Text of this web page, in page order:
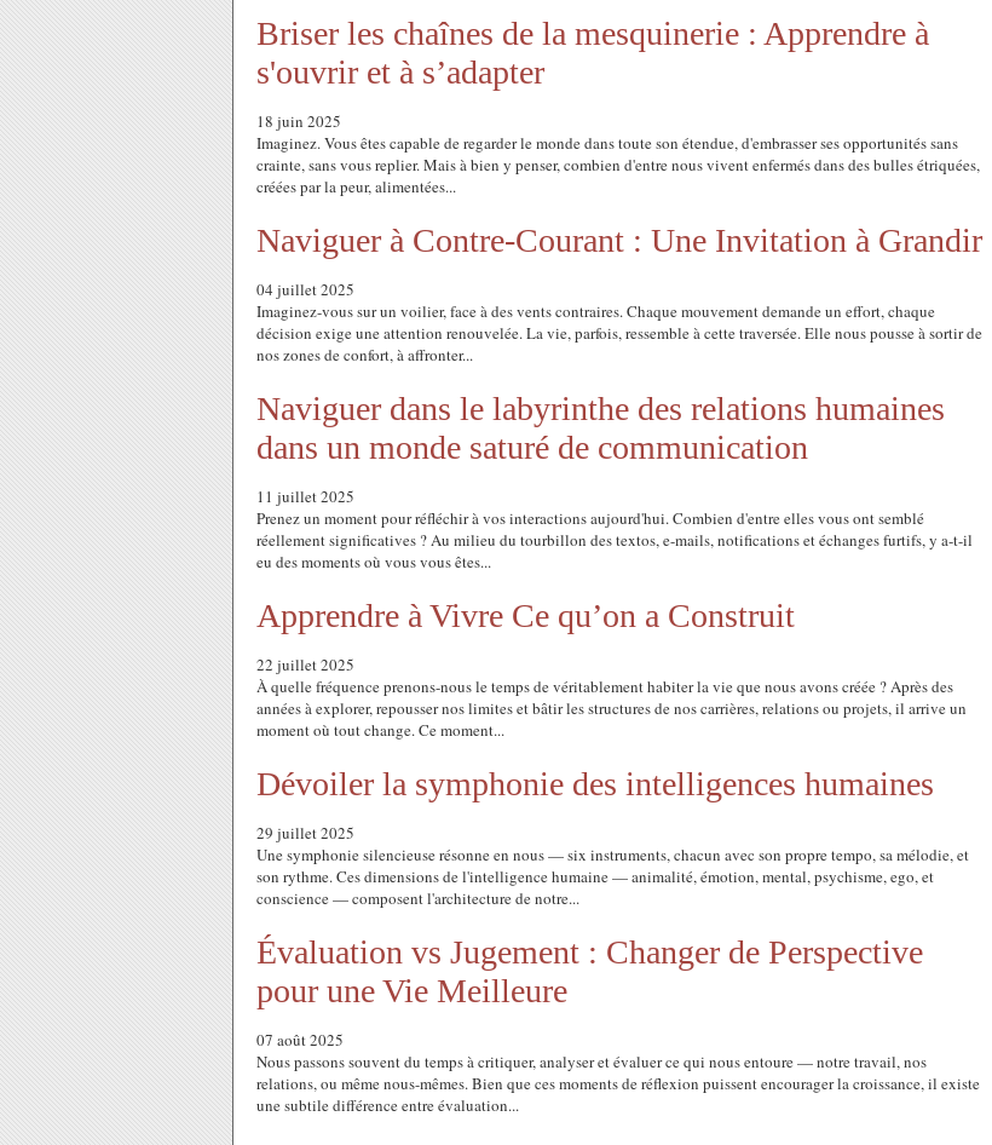
Briser les chaînes de la mesquinerie : Apprendre à
s'ouvrir et à s’adapter
18 juin 2025
Imaginez. Vous êtes capable de regarder le monde dans toute son étendue, d'embrasser ses opportunités sans
crainte, sans vous replier. Mais à bien y penser, combien d'entre nous vivent enfermés dans des bulles étriquées,
créées par la peur, alimentées...
Naviguer à Contre-Courant : Une Invitation à Grandir
04 juillet 2025
Imaginez-vous sur un voilier, face à des vents contraires. Chaque mouvement demande un effort, chaque
décision exige une attention renouvelée. La vie, parfois, ressemble à cette traversée. Elle nous pousse à sortir de
nos zones de confort, à affronter...
Naviguer dans le labyrinthe des relations humaines
dans un monde saturé de communication
11 juillet 2025
Prenez un moment pour réfléchir à vos interactions aujourd'hui. Combien d'entre elles vous ont semblé
réellement significatives ? Au milieu du tourbillon des textos, e-mails, notifications et échanges furtifs, y a-t-il
eu des moments où vous vous êtes...
Apprendre à Vivre Ce qu’on a Construit
22 juillet 2025
À quelle fréquence prenons-nous le temps de véritablement habiter la vie que nous avons créée ? Après des
années à explorer, repousser nos limites et bâtir les structures de nos carrières, relations ou projets, il arrive un
moment où tout change. Ce moment...
Dévoiler la symphonie des intelligences humaines
29 juillet 2025
Une symphonie silencieuse résonne en nous — six instruments, chacun avec son propre tempo, sa mélodie, et
son rythme. Ces dimensions de l'intelligence humaine — animalité, émotion, mental, psychisme, ego, et
conscience — composent l'architecture de notre...
Évaluation vs Jugement : Changer de Perspective
pour une Vie Meilleure
07 août 2025
Nous passons souvent du temps à critiquer, analyser et évaluer ce qui nous entoure — notre travail, nos
relations, ou même nous-mêmes. Bien que ces moments de réflexion puissent encourager la croissance, il existe
une subtile différence entre évaluation...